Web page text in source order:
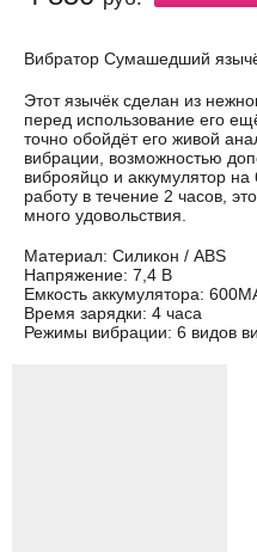
Вибратор Сумашедший
Этот язычёк сделан из
перед использование его
точно обойдёт его живой
вибрации, возможностью
виброяйцо и аккумулятор
работу в течение 2 часов,
много удовольствия.
Материал: Силикон / ABS
Напряжение: 7,4 В
Емкость аккумулятора:
Время зарядки: 4 часа
Режимы вибрации: 6 видов